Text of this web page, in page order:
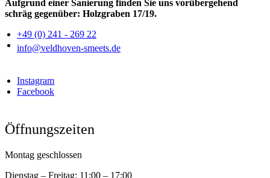
Aufgrund einer Sanierung finden Sie uns vorübergehend
schräg gegenüber: Holzgraben 17/19.
+49 (0) 241 - 269 22
info@veldhoven-smeets.de
Instagram
Facebook
Öffnungszeiten
Montag geschlossen
Dienstag – Freitag: 11:00 – 17:00